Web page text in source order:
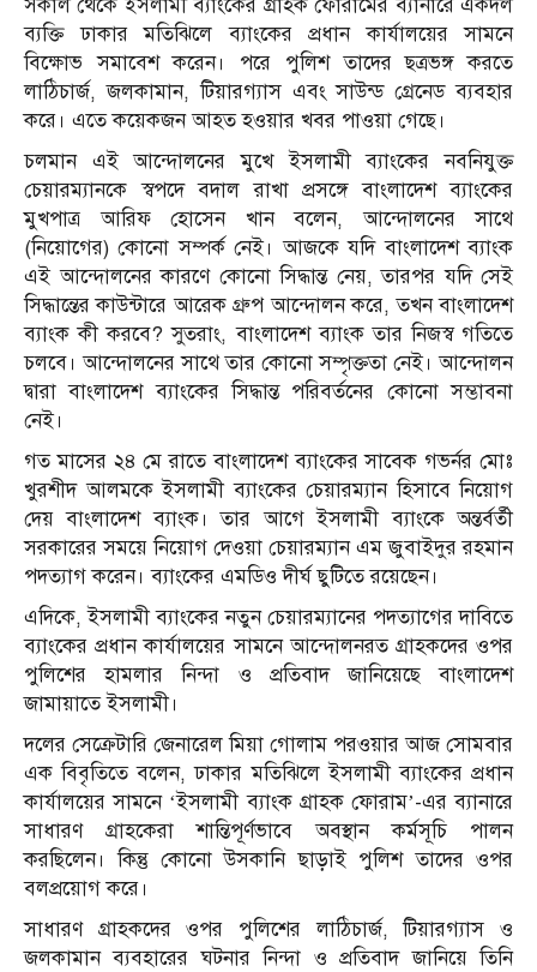
সকাল থেকে ইসলামী ব্যাংকের গ্রাহক ফোরামের ব্যানারে একদল
ব্যক্তি ঢাকার মতিঝিলে ব্যাংকের প্রধান কার্যালয়ের সামনে
বিক্ষোভ সমাবেশ করেন। পরে পুলিশ তাদের ছত্রভঙ্গ করতে
লাঠিচার্জ, জলকামান, টিয়ারগ্যাস এবং সাউন্ড গ্রেনেড ব্যবহার
করে। এতে কয়েকজন আহত হওয়ার খবর পাওয়া গেছে।
চলমান এই আন্দোলনের মুখে ইসলামী ব্যাংকের নবনিযুক্ত
চেয়ারম্যানকে স্বপদে বদাল রাখা প্রসঙ্গে বাংলাদেশ ব্যাংকের
মুখপাত্র আরিফ হোসেন খান বলেন, আন্দোলনের সাথে
(নিয়োগের) কোনো সম্পর্ক নেই। আজকে যদি বাংলাদেশ ব্যাংক
এই আন্দোলনের কারণে কোনো সিদ্ধান্ত নেয়, তারপর যদি সেই
সিদ্ধান্তের কাউন্টারে আরেক গ্রুপ আন্দোলন করে, তখন বাংলাদেশ
ব্যাংক কী করবে? সুতরাং, বাংলাদেশ ব্যাংক তার নিজস্ব গতিতে
চলবে। আন্দোলনের সাথে তার কোনো সম্পৃক্ততা নেই। আন্দোলন
দ্বারা বাংলাদেশ ব্যাংকের সিদ্ধান্ত পরিবর্তনের কোনো সম্ভাবনা
নেই।
গত মাসের ২৪ মে রাতে বাংলাদেশ ব্যাংকের সাবেক গভর্নর মোঃ
খুরশীদ আলমকে ইসলামী ব্যাংকের চেয়ারম্যান হিসাবে নিয়োগ
দেয় বাংলাদেশ ব্যাংক। তার আগে ইসলামী ব্যাংকে অন্তর্বর্তী
সরকারের সময়ে নিয়োগ দেওয়া চেয়ারম্যান এম জুবাইদুর রহমান
পদত্যাগ করেন। ব্যাংকের এমডিও দীর্ঘ ছুটিতে রয়েছেন।
এদিকে, ইসলামী ব্যাংকের নতুন চেয়ারম্যানের পদত্যাগের দাবিতে
ব্যাংকের প্রধান কার্যালয়ের সামনে আন্দোলনরত গ্রাহকদের ওপর
পুলিশের হামলার নিন্দা ও প্রতিবাদ জানিয়েছে বাংলাদেশ
জামায়াতে ইসলামী।
দলের সেক্রেটারি জেনারেল মিয়া গোলাম পরওয়ার আজ সোমবার
এক বিবৃতিতে বলেন, ঢাকার মতিঝিলে ইসলামী ব্যাংকের প্রধান
কার্যালয়ের সামনে ‘ইসলামী ব্যাংক গ্রাহক ফোরাম’-এর ব্যানারে
সাধারণ গ্রাহকেরা শান্তিপূর্ণভাবে অবস্থান কর্মসূচি পালন
করছিলেন। কিন্তু কোনো উসকানি ছাড়াই পুলিশ তাদের ওপর
বলপ্রয়োগ করে।
সাধারণ গ্রাহকদের ওপর পুলিশের লাঠিচার্জ, টিয়ারগ্যাস ও
জলকামান ব্যবহারের ঘটনার নিন্দা ও প্রতিবাদ জানিয়ে তিনি